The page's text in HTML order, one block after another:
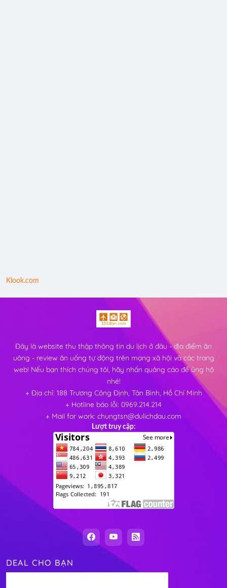
Klook.com
Đây là website thu thập thông tin du lịch ở đâu - địa điểm ăn
uông - review ăn uống tự động trên mạng xã hội và các trang
web! Nếu bạn thích chúng tôi, hãy nhấn quảng cáo để ủng hộ
nhé!
+ Địa chỉ: 188 Trương Công Định, Tân Bình, Hồ Chí Minh
+ Hotline báo lỗi: 0969.214.214
+ Mail for work: chungtsn@dulichdau.com
Lượt truy cập:
DEAL CHO BẠN